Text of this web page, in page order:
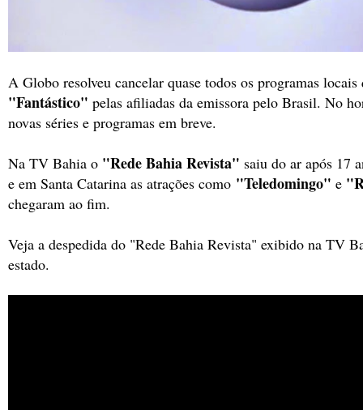
A Globo resolveu cancelar quase todos os programas
"Fantástico" pelas afiliadas da emissora pelo Brasil. No
novas séries e programas em breve.
Na TV Bahia o "Rede Bahia Revista" saiu do ar após 17
e em Santa Catarina as atrações como "Teledomingo" e
chegaram ao fim.
Veja a despedida do "Rede Bahia Revista" exibido na TV
estado.